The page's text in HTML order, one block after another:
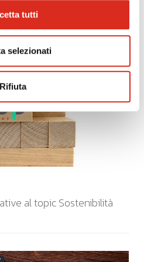
tutti
selezionati
Rifiuta
highlights
al topic Sostenibilità